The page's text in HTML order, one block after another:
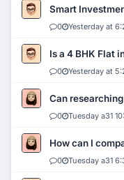
Smart
0 Yesterday at
Is a 4 BHK Flat
0 Yesterday at
Can
0 Tuesday a31
How can I
0 Tuesday a31